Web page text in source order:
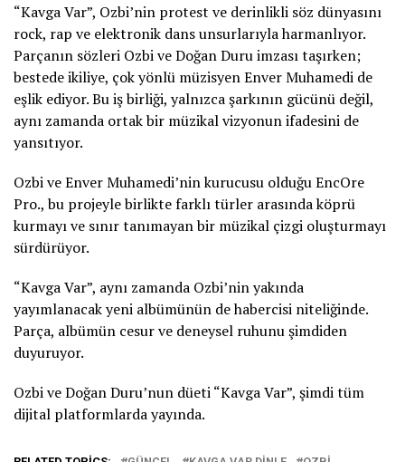
“Kavga Var”, Ozbi’nin protest ve derinlikli söz dünyasını
rock, rap ve elektronik dans unsurlarıyla harmanlıyor.
Parçanın sözleri Ozbi ve Doğan Duru imzası taşırken;
bestede ikiliye, çok yönlü müzisyen Enver Muhamedi de
eşlik ediyor. Bu iş birliği, yalnızca şarkının gücünü değil,
aynı zamanda ortak bir müzikal vizyonun ifadesini de
yansıtıyor.
Ozbi ve Enver Muhamedi’nin kurucusu olduğu EncOre
Pro., bu projeyle birlikte farklı türler arasında köprü
kurmayı ve sınır tanımayan bir müzikal çizgi oluşturmayı
sürdürüyor.
“Kavga Var”, aynı zamanda Ozbi’nin yakında
yayımlanacak yeni albümünün de habercisi niteliğinde.
Parça, albümün cesur ve deneysel ruhunu şimdiden
duyuruyor.
Ozbi ve Doğan Duru’nun düeti “Kavga Var”, şimdi tüm
dijital platformlarda yayında.